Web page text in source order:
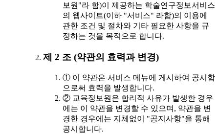
보원"라 함)이 제공하는 학술연구정보서비스
의 웹사이트(이하 "서비스" 라함)의 이용에
관한 조건 및 절차와 기타 필요한 사항을 규
정하는 것을 목적으로 합니다.
제 2 조 (약관의 효력과 변경)
① 이 약관은 서비스 메뉴에 게시하여 공시함
으로써 효력을 발생합니다.
② 교육정보원은 합리적 사유가 발생한 경우
에는 이 약관을 변경할 수 있으며, 약관을 변
경한 경우에는 지체없이 "공지사항"을 통해
공시합니다.